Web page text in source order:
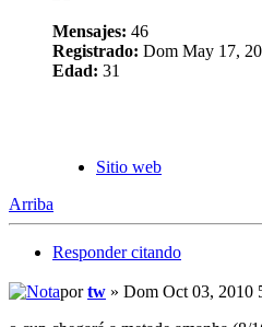
Mensajes: 46
Registrado: Dom May 17,
Edad: 31
Sitio web
Arriba
Responder citando
portw » Dom Oct 03, 2010